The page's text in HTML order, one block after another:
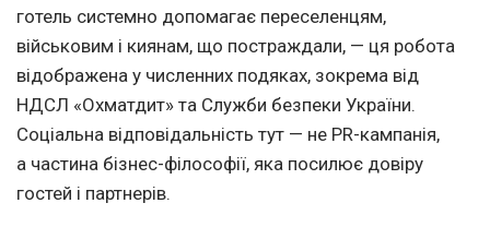
готель системно допомагає переселенцям,
військовим і киянам, що постраждали, — ця робота
відображена у численних подяках, зокрема від
НДСЛ «Охматдит» та Служби безпеки України.
Соціальна відповідальність тут — не PR-кампанія,
а частина бізнес-філософії, яка посилює довіру
гостей і партнерів.